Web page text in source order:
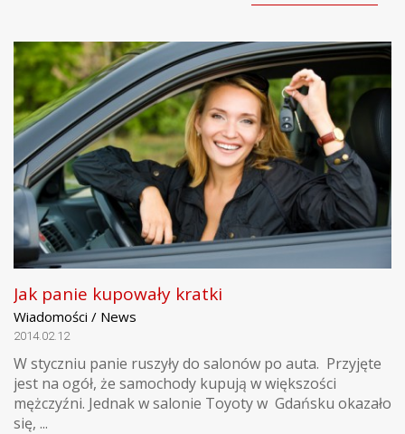
Jak panie kupowały kratki
Wiadomości / News
2014.02.12
W styczniu panie ruszyły do salonów po auta. Przyjęte
jest na ogół, że samochody kupują w większości
mężczyźni. Jednak w salonie Toyoty w Gdańsku okazało
się, ...